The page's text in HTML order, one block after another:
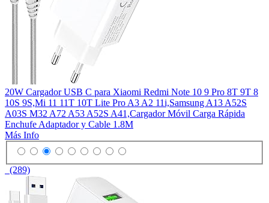
20W Cargador USB C para Xiaomi Redmi Note 10 9 Pro 8T 9T 8
10S 9S,Mi 11 11T 10T Lite Pro A3 A2 11i,Samsung A13 A52S
A03S M32 A72 A53 A52S A41,Cargador Móvil Carga Rápida
Enchufe Adaptador y Cable 1.8M
Más Info
(289)